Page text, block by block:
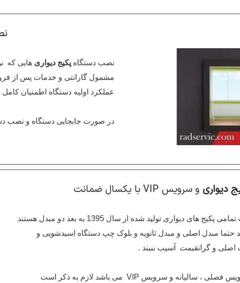
نصب دستگاه پکیج دیواری هایی که
مشمول گارانتی و خدمات پس از
عملکرد اولیه دستگاه اطمنیان کامل
در صورت جابجایی دستگاه و نصب
دیواری و سرویس VIP با یکسال ضمانت
بسیار مهم است تمامی پکیج های دیواری تولید شده از سال 1395 به بعد دو مبدل هستند
حتما مبدل اصلی و مبدل ثانویه و بلوک چپ دستگاه اسیدشویی و
و گرانقیمت آسیب نبیند .
سرویس های این مجموعه شامل سرویس فصلی ، سالیانه و سرویس VIP می باشد لازم به ذکر است